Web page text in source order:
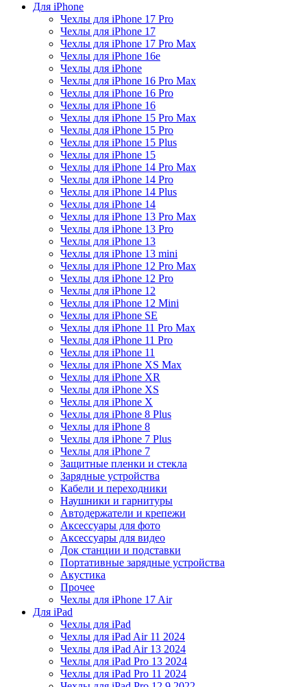
Для iPhone
Чехлы для iPhone 17 Pro
Чехлы для iPhone 17
Чехлы для iPhone 17 Pro Max
Чехлы для iPhone 16e
Чехлы для iPhone
Чехлы для iPhone 16 Pro Max
Чехлы для iPhone 16 Pro
Чехлы для iPhone 16
Чехлы для iPhone 15 Pro Max
Чехлы для iPhone 15 Pro
Чехлы для iPhone 15 Plus
Чехлы для iPhone 15
Чехлы для iPhone 14 Pro Max
Чехлы для iPhone 14 Pro
Чехлы для iPhone 14 Plus
Чехлы для iPhone 14
Чехлы для iPhone 13 Pro Max
Чехлы для iPhone 13 Pro
Чехлы для iPhone 13
Чехлы для iPhone 13 mini
Чехлы для iPhone 12 Pro Max
Чехлы для iPhone 12 Pro
Чехлы для iPhone 12
Чехлы для iPhone 12 Mini
Чехлы для iPhone SE
Чехлы для iPhone 11 Pro Max
Чехлы для iPhone 11 Pro
Чехлы для iPhone 11
Чехлы для iPhone XS Max
Чехлы для iPhone XR
Чехлы для iPhone XS
Чехлы для iPhone X
Чехлы для iPhone 8 Plus
Чехлы для iPhone 8
Чехлы для iPhone 7 Plus
Чехлы для iPhone 7
Защитные пленки и стекла
Зарядные устройства
Кабели и переходники
Наушники и гарнитуры
Автодержатели и крепежи
Аксессуары для фото
Аксессуары для видео
Док станции и подставки
Портативные зарядные устройства
Акустика
Прочее
Чехлы для iPhone 17 Air
Для iPad
Чехлы для iPad
Чехлы для iPad Air 11 2024
Чехлы для iPad Air 13 2024
Чехлы для iPad Pro 13 2024
Чехлы для iPad Pro 11 2024